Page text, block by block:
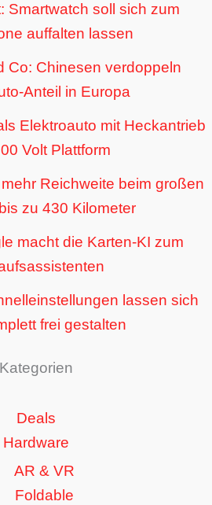
Smartwatch soll sich zum
auffalten lassen
Co: Chinesen verdoppeln
Anteil in Europa
Elektroauto mit Heckantrieb
Volt Plattform
Reichweite beim großen
zu 430 Kilometer
macht die Karten-KI zum
lassen sich
frei gestalten
Kategorien
Deals
Hardware
AR & VR
Foldable